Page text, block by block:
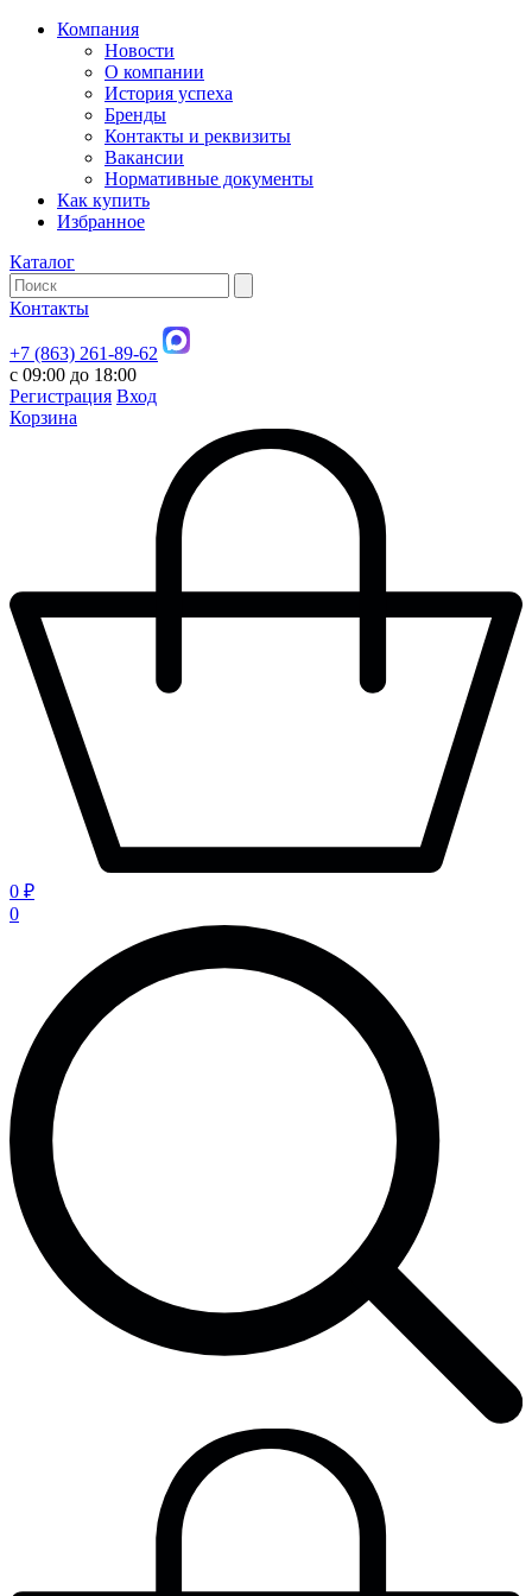
Компания
Новости
О компании
История успеха
Бренды
Контакты и реквизиты
Вакансии
Нормативные документы
Как купить
Избранное
Каталог
Контакты
+7 (863) 261-89-62
с 09:00 до 18:00
Регистрация Вход
Корзина
0 ₽
0